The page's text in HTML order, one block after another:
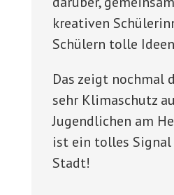
kreativen
Schülern tolle
Das zeigt nochmal
sehr Klimaschutz
Jugendlichen am
ist ein tolles
Stadt!